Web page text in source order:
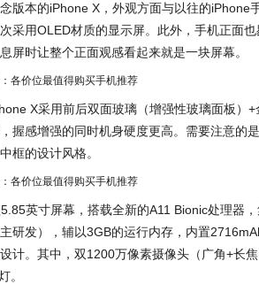
版本的iPhone X，外观方面与以往的iPhone
采用OLED材质的显示屏。此外，手机正面
屏时让整个正面观感看起来就是一块屏幕。
X采用前后双面玻璃（增强性玻璃面板）
握感增强的同时机身硬度更高。需要注意的
框的设计风格。
英寸屏幕，搭载全新的A11 Bionic处理器
研发），辅以3GB的运行内存，内置
计。其中，双1200万像素摄像头（广角+长
。